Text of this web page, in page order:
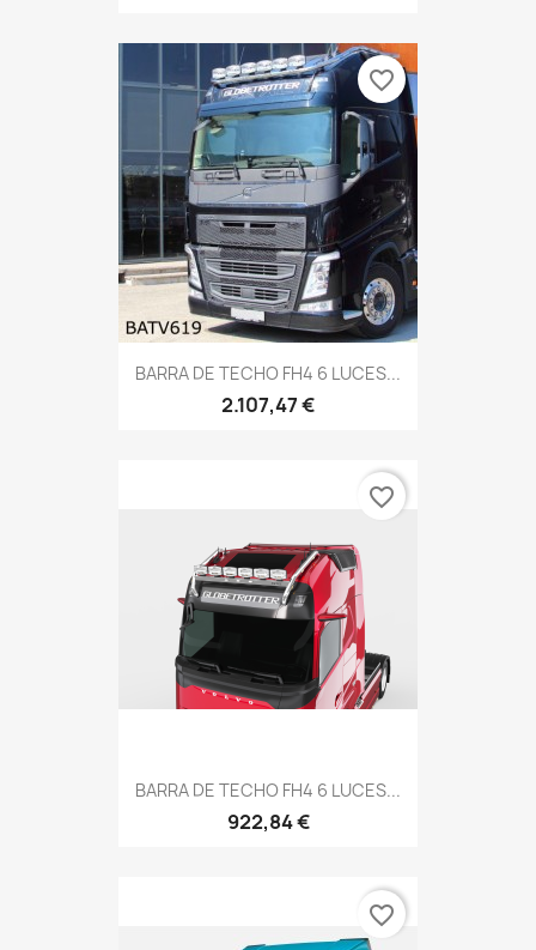
BARRA DE TECHO FH4 6 LUCES...
2.107,47 €
favorite_border
BARRA DE TECHO FH4 6 LUCES...
922,84 €
favorite_border
favorite_border